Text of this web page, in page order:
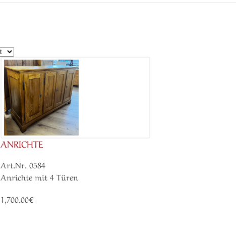
ANRICHTE
Art.Nr. 0584
Anrichte mit 4 Türen
1,700.00€